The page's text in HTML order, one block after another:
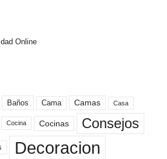
Online
Baños Cama Camas Casa
Cocina Cocinas Consejos
Decoracion